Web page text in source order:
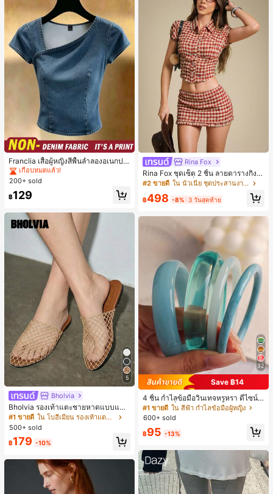
Franclia เสื้อผู้หญิงสีพื้นลำลองอเนกปร
ะสงค์สำหรับใส่ประจำวัน
#1 ขายดี ใน รายวัน เสื้อผู้หญิง
เกือบหมดแล้ว!
#1 ขายดี ใน รายวัน เสื้อผู้หญิง
เกือบหมดแล้ว!
#1 ขายดี ใน รายวัน เสื้อผู้หญิง
เกือบหมดแล้ว!
#1 ขายดี
200+ sold
฿129
5
Bholvia
Bholvia รองเท้าแตะชายหาดแบบแบน
สบาย ๆ ลายฉลุมาใหม่สำหรับผู้หญิง
#1 ขายดี
ใน โบฮีเมียน รองเท้าแตะผู้หญิง
500+ sold
฿179 -10%
Rina Fox
Rina Fox ชุดเซ็ต 2 ชิ้น ลายตารางกิงแ
ฮมสีแดงสไตล์ฝรั่งเศสพิมพ์ลายดอกไม้ เ
สื้อครอปและกระโปรงมินิระบายเข้าชุด
#2 ขายดี ใน นัวเนีย ชุดประสานงานสตรี
฿498 -8% 3 วันสุดท้าย
32
Save ฿14
4 ชิ้น กำไลข้อมือวินเทจหรูหรา ดีไซน์มิ
นิมอลแฟชั่น เหมาะสำหรับใส่ในชีวิตปร
ะจำวัน อะคริลิก เหมาะสำหรับใส่ในชีวิ
รับผู้หญิง
#1 ขายดี ใน สีฟ้า กำไลข้อมือผู้หญิง
600+ sold
฿95 -13%